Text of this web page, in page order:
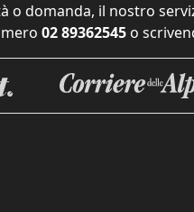
o domanda, il nostro
02 89362545 o